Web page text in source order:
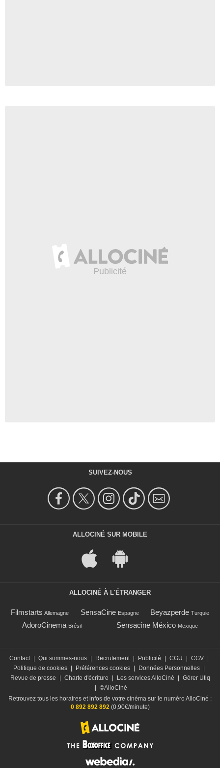
SUIVEZ-NOUS
ALLOCINÉ SUR MOBILE
ALLOCINÉ À L'ÉTRANGER
Filmstarts Allemagne SensaCine Espagne Beyazperde Turquie
AdoroCinema Brésil Sensacine México Mexique
Contact Qui sommes-nous Recrutement Publicité CGU CGV
Politique de cookies
Préférences cookies Données Personnelles
Revue de presse
Charte d'écriture Les services AlloCiné
Gérer Utiq
©AlloCiné
Retrouvez tous les horaires et infos de votre cinéma sur le numéro AlloCiné :
0 892 892 892(0,90€/minute)